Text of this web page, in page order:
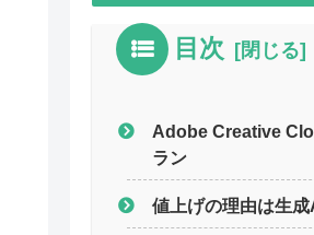
目次
Adobe Creative
ラン
値上げの理由は生成